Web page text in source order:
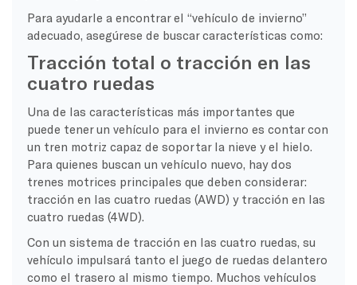
Para ayudarle a encontrar el “vehículo de invierno”
adecuado, asegúrese de buscar características como:
Tracción total o tracción en las
cuatro ruedas
Una de las características más importantes que
puede tener un vehículo para el invierno es contar con
un tren motriz capaz de soportar la nieve y el hielo.
Para quienes buscan un vehículo nuevo, hay dos
trenes motrices principales que deben considerar:
tracción en las cuatro ruedas (AWD) y tracción en las
cuatro ruedas (4WD).
Con un sistema de tracción en las cuatro ruedas, su
vehículo impulsará tanto el juego de ruedas delantero
como el trasero al mismo tiempo. Muchos vehículos